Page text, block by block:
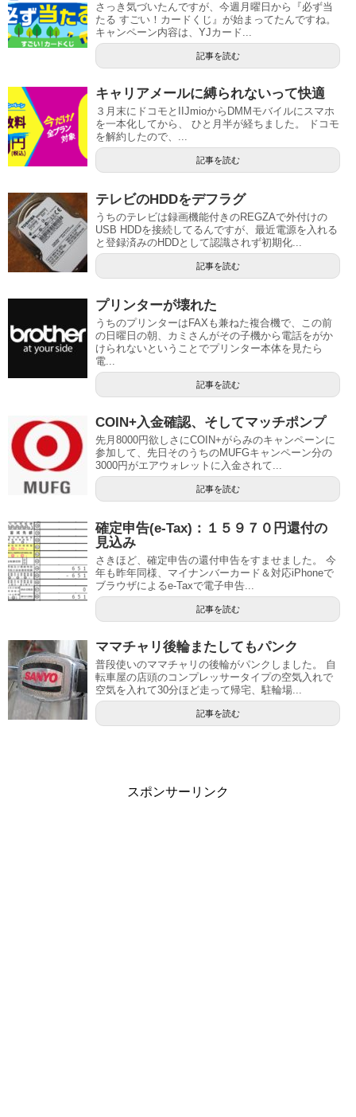
さっき気づいたんですが、今週月曜日から『必ず当
たる すごい！カードくじ』が始まってたんですね。
キャンペーン内容は、YJカード...
記事を読む
キャリアメールに縛られないって快適
３月末にドコモとIIJmioからDMMモバイルにスマホ
を一本化してから、 ひと月半が経ちました。 ドコモ
を解約したので、...
記事を読む
テレビのHDDをデフラグ
うちのテレビは録画機能付きのREGZAで外付けの
USB HDDを接続してるんですが、最近電源を入れる
と登録済みのHDDとして認識されず初期化...
記事を読む
プリンターが壊れた
うちのプリンターはFAXも兼ねた複合機で、この前
の日曜日の朝、カミさんがその子機から電話をがか
けられないということでプリンター本体を見たら
電...
記事を読む
COIN+入金確認、そしてマッチポンプ
先月8000円欲しさにCOIN+がらみのキャンペーンに
参加して、先日そのうちのMUFGキャンペーン分の
3000円がエアウォレットに入金されて...
記事を読む
確定申告(e-Tax)：１５９７０円還付の
見込み
さきほど、確定申告の還付申告をすませました。 今
年も昨年同様、マイナンバーカード＆対応iPhoneで
ブラウザによるe-Taxで電子申告...
記事を読む
ママチャリ後輪またしてもパンク
普段使いのママチャリの後輪がパンクしました。 自
転車屋の店頭のコンプレッサータイプの空気入れで
空気を入れて30分ほど走って帰宅、駐輪場...
記事を読む
スポンサーリンク